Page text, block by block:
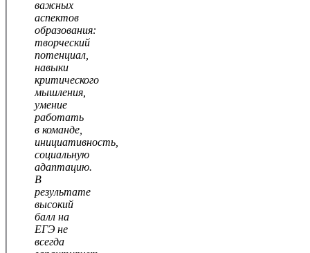
важных
аспектов
образования:
творческий
потенциал,
навыки
критического
мышления,
умение
работать
в команде,
инициативность,
социальную
адаптацию.
В
результате
высокий
балл на
ЕГЭ не
всегда